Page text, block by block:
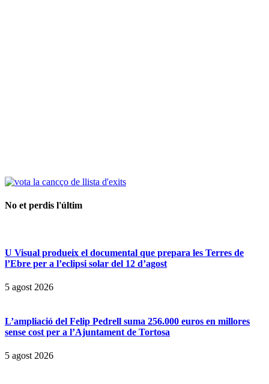
No et perdis l'últim
U Visual produeix el documental que prepara les Terres de
l’Ebre per a l’eclipsi solar del 12 d’agost
5 agost 2026
L’ampliació del Felip Pedrell suma 256.000 euros en millores
sense cost per a l’Ajuntament de Tortosa
5 agost 2026